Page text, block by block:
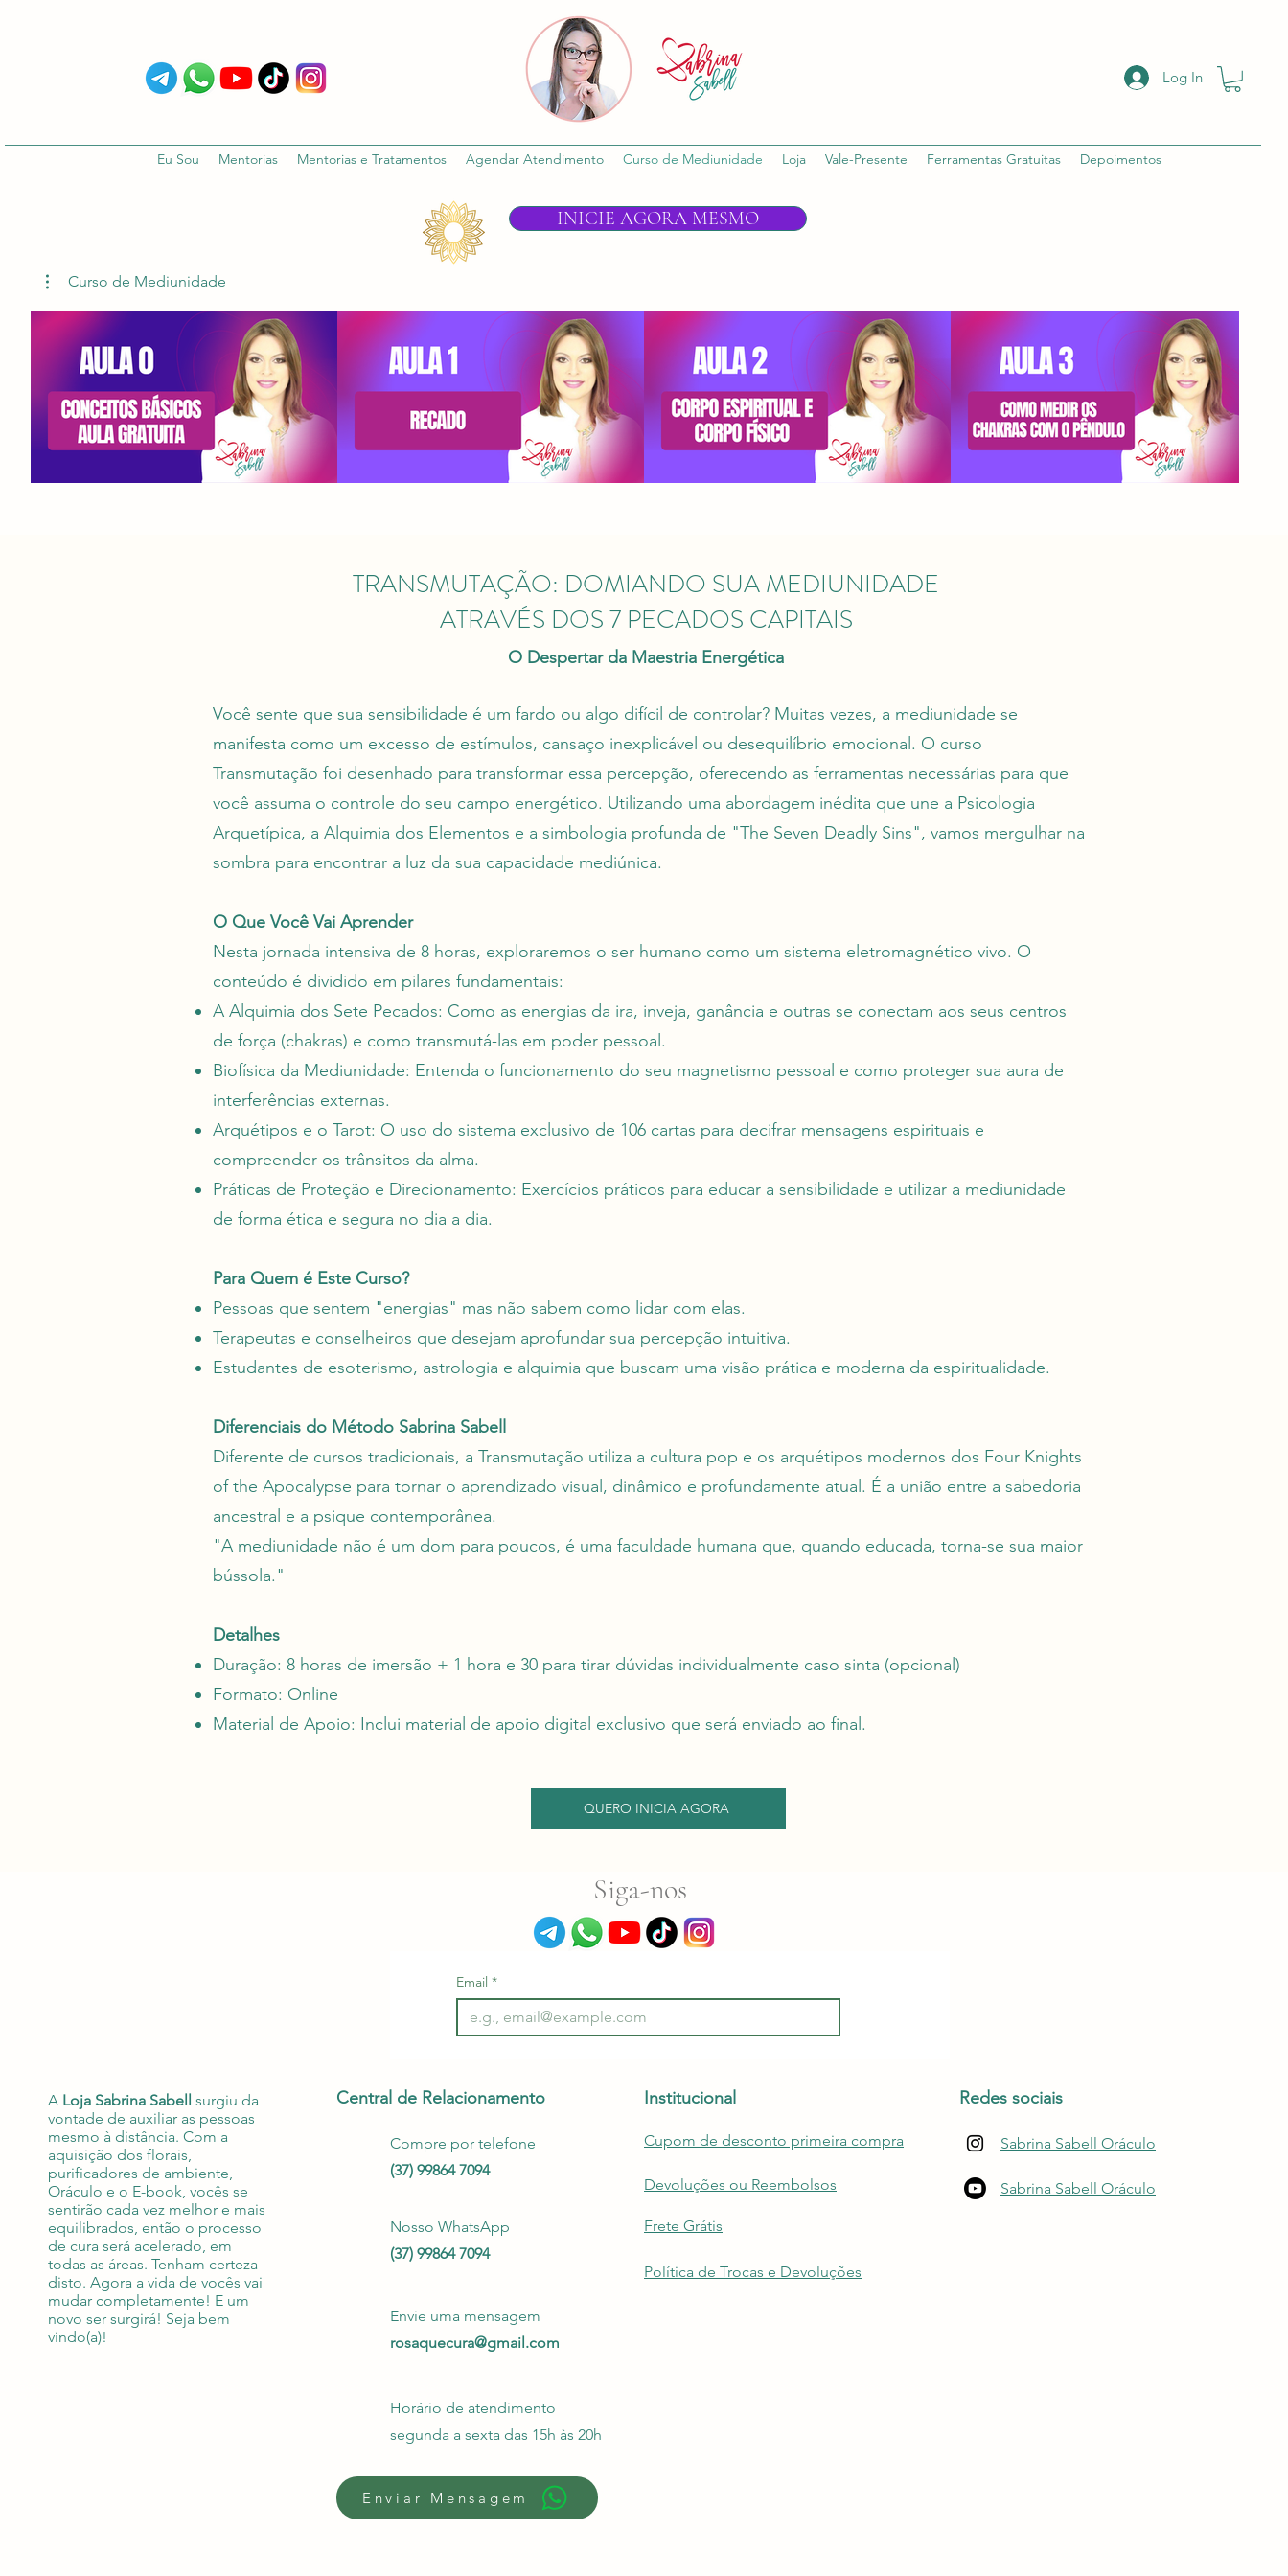
Log In
Eu Sou Mentorias Mentorias e Tratamentos Agendar Atendimento Curso de Mediunidade Loja Vale-Presente Ferramentas Gratuitas Depoimentos
INICIE AGORA MESMO
Curso de Mediunidade
R$ R$ R$ R$
TRANSMUTAÇÃO: DOMIANDO SUA MEDIUNIDADE
ATRAVÉS DOS 7 PECADOS CAPITAIS
O Despertar da Maestria Energética
Você sente que sua sensibilidade é um fardo ou algo difícil de controlar? Muitas vezes, a mediunidade se
manifesta como um excesso de estímulos, cansaço inexplicável ou desequilíbrio emocional. O curso
Transmutação foi desenhado para transformar essa percepção, oferecendo as ferramentas necessárias para que
você assuma o controle do seu campo energético. Utilizando uma abordagem inédita que une a Psicologia
Arquetípica, a Alquimia dos Elementos e a simbologia profunda de "The Seven Deadly Sins", vamos mergulhar na
sombra para encontrar a luz da sua capacidade mediúnica.
O Que Você Vai Aprender
Nesta jornada intensiva de 8 horas, exploraremos o ser humano como um sistema eletromagnético vivo. O
conteúdo é dividido em pilares fundamentais:
A Alquimia dos Sete Pecados: Como as energias da ira, inveja, ganância e outras se conectam aos seus centros
de força (chakras) e como transmutá-las em poder pessoal.
Biofísica da Mediunidade: Entenda o funcionamento do seu magnetismo pessoal e como proteger sua aura de
interferências externas.
Arquétipos e o Tarot: O uso do sistema exclusivo de 106 cartas para decifrar mensagens espirituais e
compreender os trânsitos da alma.
Práticas de Proteção e Direcionamento: Exercícios práticos para educar a sensibilidade e utilizar a mediunidade
de forma ética e segura no dia a dia.
Para Quem é Este Curso?
Pessoas que sentem "energias" mas não sabem como lidar com elas.
Terapeutas e conselheiros que desejam aprofundar sua percepção intuitiva.
Estudantes de esoterismo, astrologia e alquimia que buscam uma visão prática e moderna da espiritualidade.
Diferenciais do Método Sabrina Sabell
Diferente de cursos tradicionais, a Transmutação utiliza a cultura pop e os arquétipos modernos dos Four Knights
of the Apocalypse para tornar o aprendizado visual, dinâmico e profundamente atual. É a união entre a sabedoria
ancestral e a psique contemporânea.
"A mediunidade não é um dom para poucos, é uma faculdade humana que, quando educada, torna-se sua maior
bússola."
Detalhes
Duração: 8 horas de imersão + 1 hora e 30 para tirar dúvidas individualmente caso sinta (opcional)
Formato: Online
Material de Apoio: Inclui material de apoio digital exclusivo que será enviado ao final.
QUERO INICIA AGORA
Siga-nos
Email *
A Loja Sabrina Sabell surgiu da
vontade de auxiliar as pessoas
mesmo à distância. Com a
aquisição dos florais,
purificadores de ambiente,
Oráculo e o E-book, vocês se
sentirão cada vez melhor e mais
equilibrados, então o processo
de cura será acelerado, em
todas as áreas. Tenham certeza
disto. Agora a vida de vocês vai
mudar completamente! E um
novo ser surgirá! Seja bem
vindo(a)!
Central de Relacionamento
Compre por telefone
(37) 99864 7094
Nosso WhatsApp
(37) 99864 7094
Institucional
Cupom de desconto primeira compra
Devoluções ou Reembolsos
Frete Grátis
Política de Trocas e Devoluções
Redes sociais
Sabrina Sabell Oráculo
Sabrina Sabell Oráculo
Envie uma mensagem
rosaquecura@gmail.com
Horário de atendimento
segunda a sexta das 15h às 20h
Enviar Mensagem